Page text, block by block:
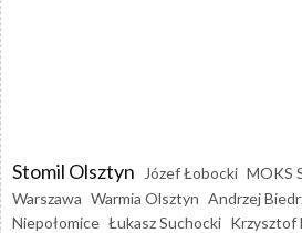
Stomil Olsztyn Józef Łobocki MOKS
Warszawa Warmia Olsztyn Andrzej
Niepołomice Łukasz Suchocki Krzysztof